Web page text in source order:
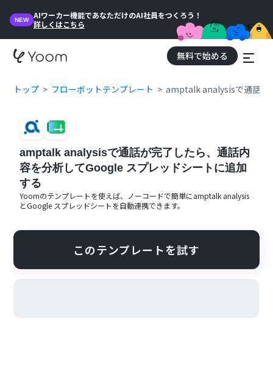
NEW
AIワーカー機能であなただけのAI社員をつくろう！
詳しくはこちら
無料で始める
トップ フローボットテンプレート amptalk analysisで通話が
amptalk analysisで通話が完了したら、通話内
容を分析してGoogle スプレッドシートに追加
する
Yoomのテンプレートを使えば、ノーコードで簡単にamptalk analysis
とGoogle スプレッドシートを自動連携できます。
このテンプレートを試す